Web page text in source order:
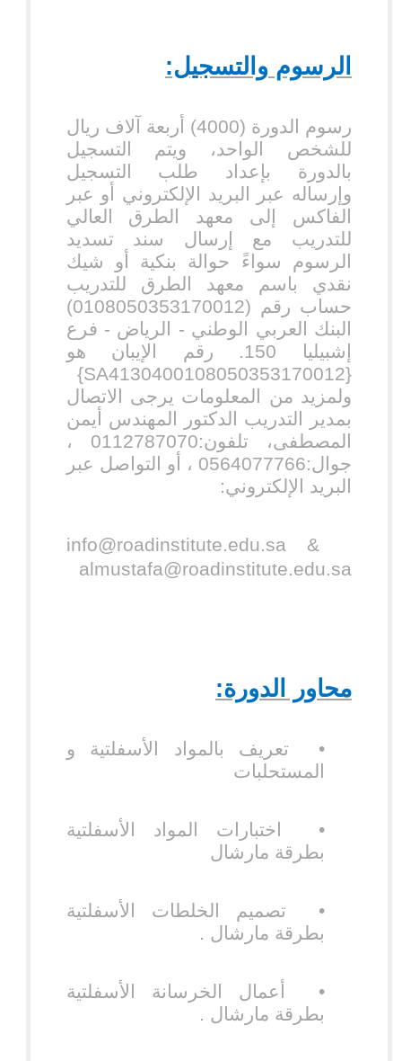
الرسوم والتسجيل:
رسوم الدورة (4000) أربعة آلاف ريال
للشخص الواحد، ويتم التسجيل
بالدورة بإعداد طلب التسجيل
وإرساله عبر البريد الإلكتروني أو عبر
الفاكس إلى معهد الطرق العالي
للتدريب مع إرسال سند تسديد
الرسوم سواءً حوالة بنكية أو شيك
نقدي باسم معهد الطرق للتدريب
حساب رقم (0108050353170012)
البنك العربي الوطني - الرياض - فرع
إشبيليا 150. رقم الإيبان هو
{
SA4130400108050353170012
}
ولمزيد من المعلومات يرجى الاتصال
بمدير التدريب الدكتور المهندس أيمن
المصطفى، تلفون:0112787070 ،
جوال:0564077766 ، أو التواصل عبر
البريد الإلكتروني:
info@roadinstitute.edu.sa
&
almustafa@roadinstitute.edu.sa
محاور الدورة:
•
تعريف بالمواد الأسفلتية و
المستحلبات
•
اختبارات المواد الأسفلتية
بطرقة مارشال
•
تصميم الخلطات الأسفلتية
بطرقة مارشال .
•
أعمال الخرسانة الأسفلتية
بطرقة مارشال .